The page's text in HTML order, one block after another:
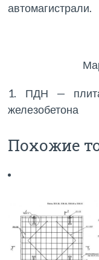
автомагистрали.
1. ПДН — плита
железобетона
Похожие